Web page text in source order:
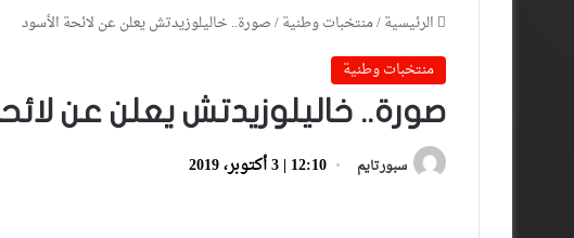
الرئيسية/منتخبات وطنية/صورة.. خاليلوزيدتش يعلن عن لائحة الأسود
منتخبات وطنية
صورة.. خاليلوزيدتش يعلن عن
سبورتايم 12:10 | 3 أكتوبر، 2019